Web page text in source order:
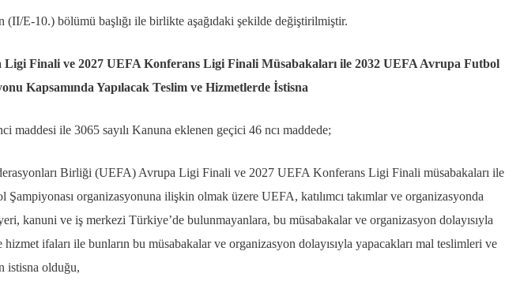
(II/E-10.) bölümü başlığı ile birlikte aşağıdaki şekilde değiştirilmiştir.
Ligi Finali ve 2027 UEFA Konferans Ligi Finali Müsabakaları ile 2032 UEFA Avrupa Futbol
Kapsamında Yapılacak Teslim ve Hizmetlerde İstisna
maddesi ile 3065 sayılı Kanuna eklenen geçici 46 ncı maddede;
Birliği (UEFA) Avrupa Ligi Finali ve 2027 UEFA Konferans Ligi Finali müsabakaları ile
organizasyonuna ilişkin olmak üzere UEFA, katılımcı takımlar ve organizasyonda
kanuni ve iş merkezi Türkiye’de bulunmayanlara, bu müsabakalar ve organizasyon dolayısıyla
ifaları ile bunların bu müsabakalar ve organizasyon dolayısıyla yapacakları mal teslimleri ve
istisna olduğu,